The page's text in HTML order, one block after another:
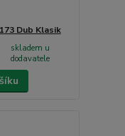
Dub Klasik
skladem u
dodavatele